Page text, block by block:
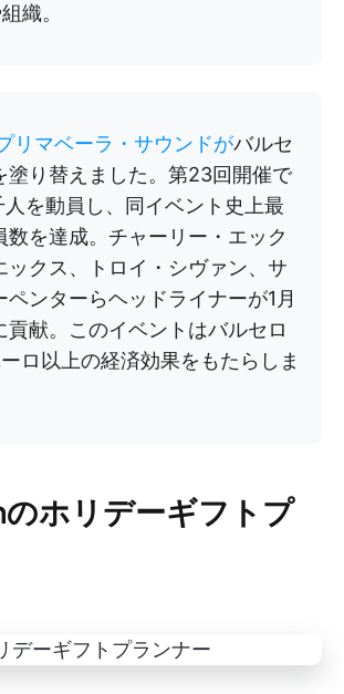
織。
リマベーラ・サウンドがバルセ
塗り替えました。第23回開催で
を動員し、同イベント史上最
数を達成。チャーリー・エック
ックス、トロイ・シヴァン、サ
ペンターらヘッドライナーが1月
貢献。このイベントはバルセロ
ロ以上の経済効果をもたらしま
ホリデーギフトプ